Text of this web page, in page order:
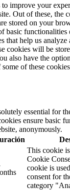
to improve your
Out of these, the
stored on your
basic functionalities
that help us
cookies will be
also have the
of these
essential for
ensure basic
anonymously.
This cookie
Cookie
cookie is
consent for
category